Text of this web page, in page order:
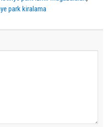
park kiralama